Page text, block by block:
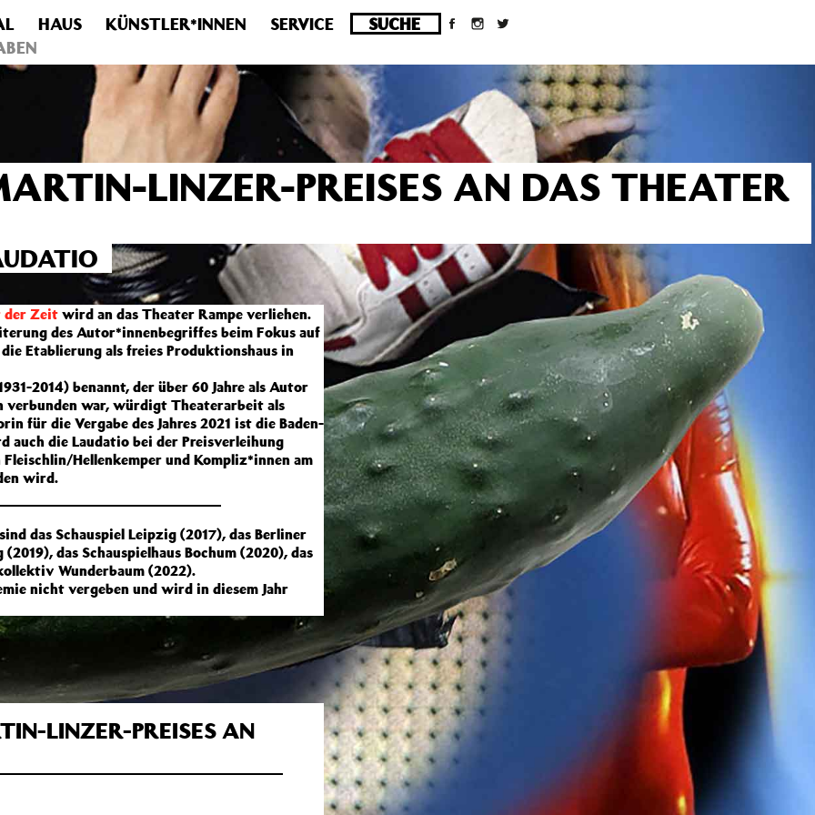
Verwende stattdessen get_permalink(). in
/homepages/10/d43051023/htdocs/wordpress/wp-
HAUS KÜNSTLER*INNEN
SERVICE
LINZER-PREISES AN DAS THEATER
der Zeitwird an das Theater Rampe verliehen.
des Autor*innenbegriffes beim Fokus auf
Etablierung als freies Produktionshaus in
2014) benannt, der über 60 Jahre als Autor
war, würdigt Theaterarbeit als
für die Vergabe des Jahres 2021 ist die Baden-
auch die Laudatio bei der Preisverleihung
Hellenkemper und Kompliz*innen am
wird.
das Schauspiel Leipzig (2017), das Berliner
das Schauspielhaus Bochum (2020), das
Wunderbaum (2022).
nicht vergeben und wird in diesem Jahr
LINZER-PREISES AN